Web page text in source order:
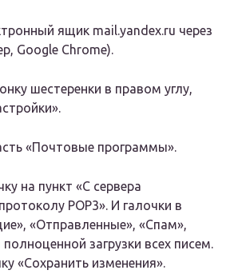
ящик mail.yandex.ru через
Google Chrome).
шестеренки в правом углу,
«Почтовые программы».
на пункт «С сервера
POP3». И галочки в
«Отправленные», «Спам»,
загрузки всех писем.
«Сохранить изменения».